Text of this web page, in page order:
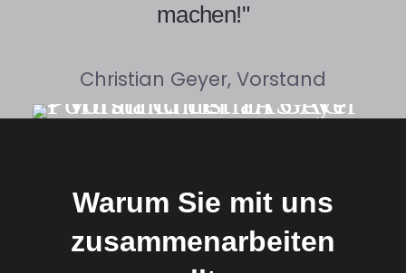
machen!"
Christian Geyer, Vorstand
Warum Sie mit uns
zusammenarbeiten